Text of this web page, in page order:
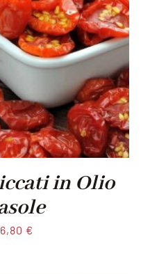
in Olio
6,80 €